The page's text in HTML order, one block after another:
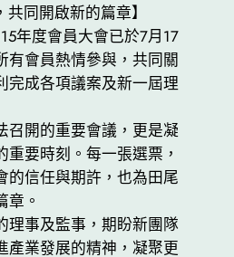
共同開啟新的篇章】
年度會員大會已於7月17
有會員熱情參與，共同關
完成各項議案及新一屆理
召開的重要會議，更是凝
要時刻。每一張選票，
的信任與期許，也為田尾
章。
理事及監事，期盼新團隊
產業發展的精神，凝聚更